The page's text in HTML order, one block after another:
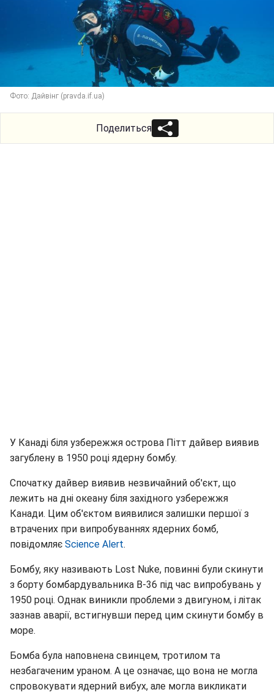
Фото: Дайвінг (pravda.if.ua)
Поделиться
У Канаді біля узбережжя острова Пітт дайвер виявив
загублену в 1950 році ядерну бомбу.
Спочатку дайвер виявив незвичайний об'єкт, що
лежить на дні океану біля західного узбережжя
Канади. Цим об'єктом виявилися залишки першої з
втрачених при випробуваннях ядерних бомб,
повідомляє Science Alert.
Бомбу, яку називають Lost Nuke, повинні були скинути
з борту бомбардувальника B-36 під час випробувань у
1950 році. Однак виникли проблеми з двигуном, і літак
зазнав аварії, встигнувши перед цим скинути бомбу в
море.
Бомба була наповнена свинцем, тротилом та
незбагаченим ураном. А це означає, що вона не могла
спровокувати ядерний вибух, але могла викликати